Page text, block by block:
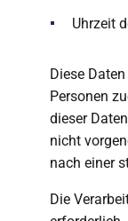
Uhrzeit
Diese
Personen
dieser
nicht
nach einer
Die